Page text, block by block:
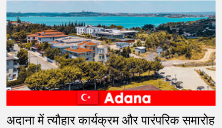
अदाना में त्यौहार कार्यक्रम और पारंपरिक समारोह